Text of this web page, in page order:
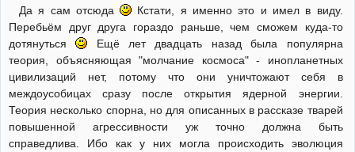
Да я сам отсюда
Кстати, я именно это и имел в виду.
Перебьём друг друга гораздо раньше, чем сможем куда-то
дотянуться
Ещё лет двадцать назад была популярна
теория, объясняющая "молчание космоса" - инопланетных
цивилизаций нет, потому что они уничтожают себя в
междоусобицах сразу после открытия ядерной энергии.
Теория несколько спорна, но для описанных в рассказе тварей
повышенной агрессивности уж точно должна быть
справедлива. Ибо как у них могла происходить эволюция